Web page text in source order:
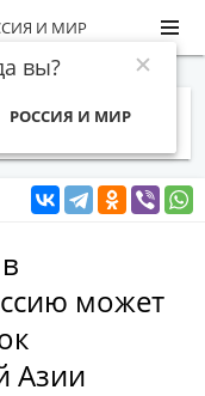
И МИР
вы?
РОССИЯ И МИР
ФОТО
может
Азии